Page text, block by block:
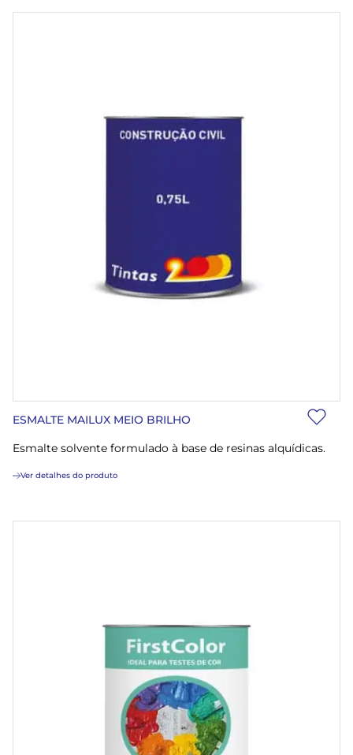
ESMALTE MAILUX MEIO BRILHO
Esmalte solvente formulado à base de resinas alquídicas.
Ver detalhes do produto